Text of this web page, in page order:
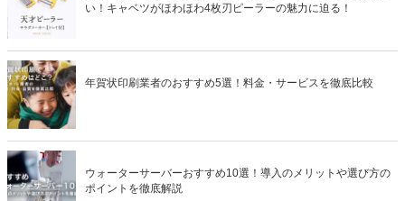
い！キャベツがほわほわ4枚刃ピーラーの魅力に迫る！
年賀状印刷業者のおすすめ5選！料金・サービスを徹底比較
ウォーターサーバーおすすめ10選！導入のメリットや選び方の
ポイントを徹底解説